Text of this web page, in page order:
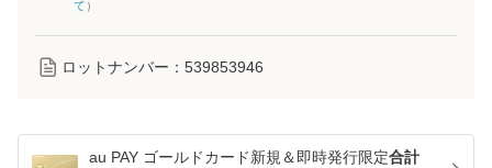
て ）
ロットナンバー： 539853946
au PAY ゴールドカード新規＆即時発行限定合計